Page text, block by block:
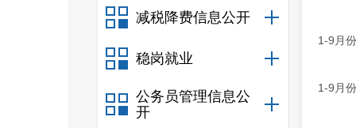
减税降费信息公开
稳岗就业
公务员管理信息公
开
1-9月
1-9月